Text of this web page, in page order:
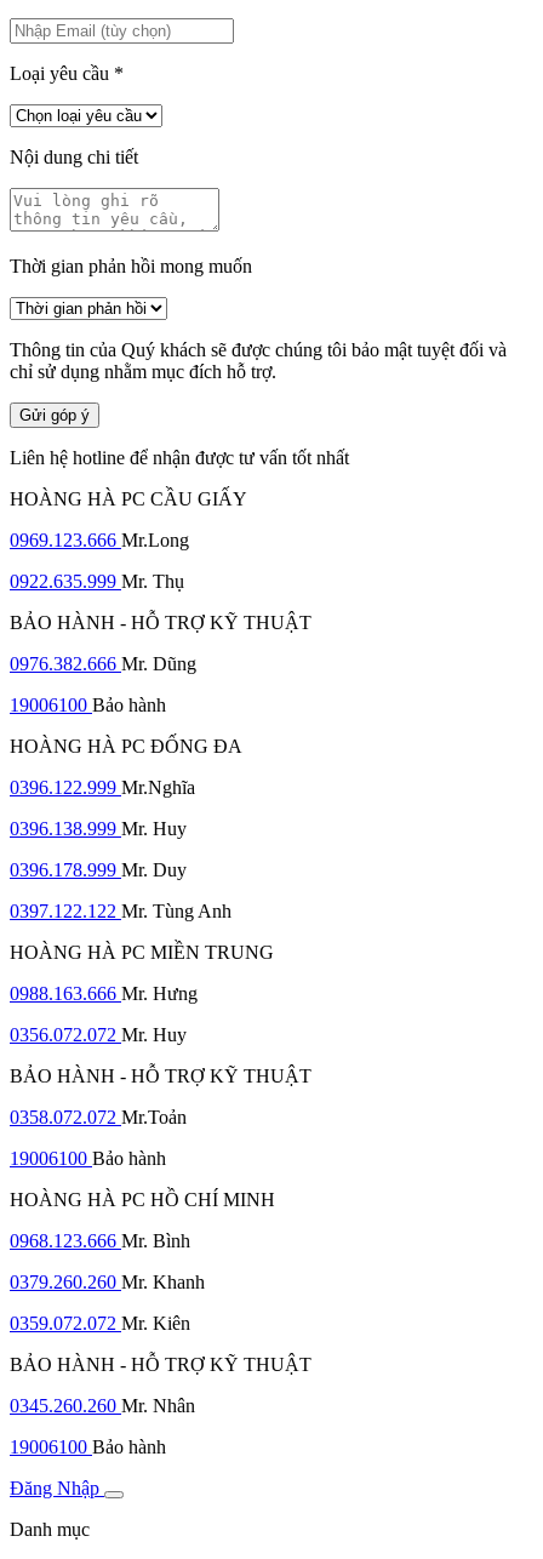
Loại yêu cầu *
Nội dung chi tiết
Thời gian phản hồi mong muốn
Thông tin của Quý khách sẽ được chúng tôi bảo mật tuyệt đối và
chỉ sử dụng nhằm mục đích hỗ trợ.
Gửi góp ý
Liên hệ hotline để nhận được tư vấn tốt nhất
HOÀNG HÀ PC CẦU GIẤY
0969.123.666 Mr.Long
0922.635.999 Mr. Thụ
BẢO HÀNH - HỖ TRỢ KỸ THUẬT
0976.382.666 Mr. Dũng
19006100 Bảo hành
HOÀNG HÀ PC ĐỐNG ĐA
0396.122.999 Mr.Nghĩa
0396.138.999 Mr. Huy
0396.178.999 Mr. Duy
0397.122.122 Mr. Tùng Anh
HOÀNG HÀ PC MIỀN TRUNG
0988.163.666 Mr. Hưng
0356.072.072 Mr. Huy
BẢO HÀNH - HỖ TRỢ KỸ THUẬT
0358.072.072 Mr.Toản
19006100 Bảo hành
HOÀNG HÀ PC HỒ CHÍ MINH
0968.123.666 Mr. Bình
0379.260.260 Mr. Khanh
0359.072.072 Mr. Kiên
BẢO HÀNH - HỖ TRỢ KỸ THUẬT
0345.260.260 Mr. Nhân
19006100 Bảo hành
Đăng Nhập
Danh mục